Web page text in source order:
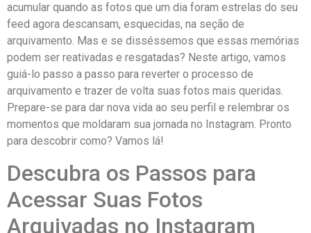
acumular quando as fotos que um dia foram estrelas do seu
feed agora descansam, esquecidas, na seção de
arquivamento. Mas e ⁣se disséssemos que ⁢essas⁤ memórias
podem ser reativadas e resgatadas? Neste artigo, vamos
guiá-lo ‍passo a passo para reverter o processo de
arquivamento e trazer de volta suas fotos ⁣mais queridas.
Prepare-se para dar nova vida ao seu perfil e relembrar os
⁣momentos que moldaram sua jornada no Instagram. Pronto
para descobrir ⁤como? Vamos lá!
Descubra os Passos para
Acessar Suas Fotos
Arquivadas no Instagram